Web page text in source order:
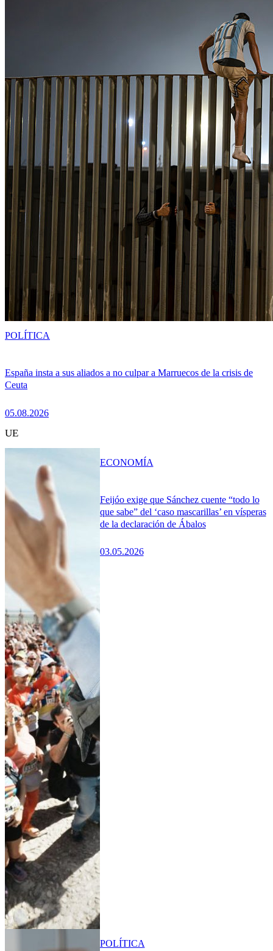
España insta a sus aliados a no culpar a Marruecos de la crisis de
Ceuta
05.08.2026
POLÍTICA
UE
Feijóo exige que Sánchez cuente “todo lo
que sabe” del ‘caso mascarillas’ en vísperas
de la declaración de Ábalos
03.05.2026
ECONOMÍA
POLÍTICA